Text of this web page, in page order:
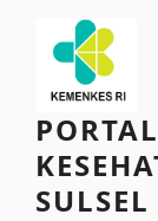
content
SULSEL